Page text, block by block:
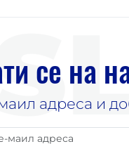
се на
маил адреса и